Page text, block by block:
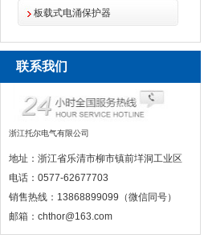
板载式电涌保护器
联系我们
浙江托尔电气有限公司
地址：浙江省乐清市柳市镇前垟洞工业区
电话：0577-62677703
销售热线：13868899099（微信同号）
邮箱：chthor@163.com